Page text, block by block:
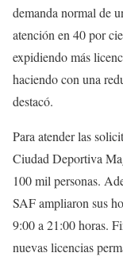
demanda normal de
atención en 40 por
expidiendo más
haciendo con una
destacó.
Para atender las
Ciudad Deportiva
100 mil personas.
SAF ampliaron sus
9:00 a 21:00 horas.
nuevas licencias